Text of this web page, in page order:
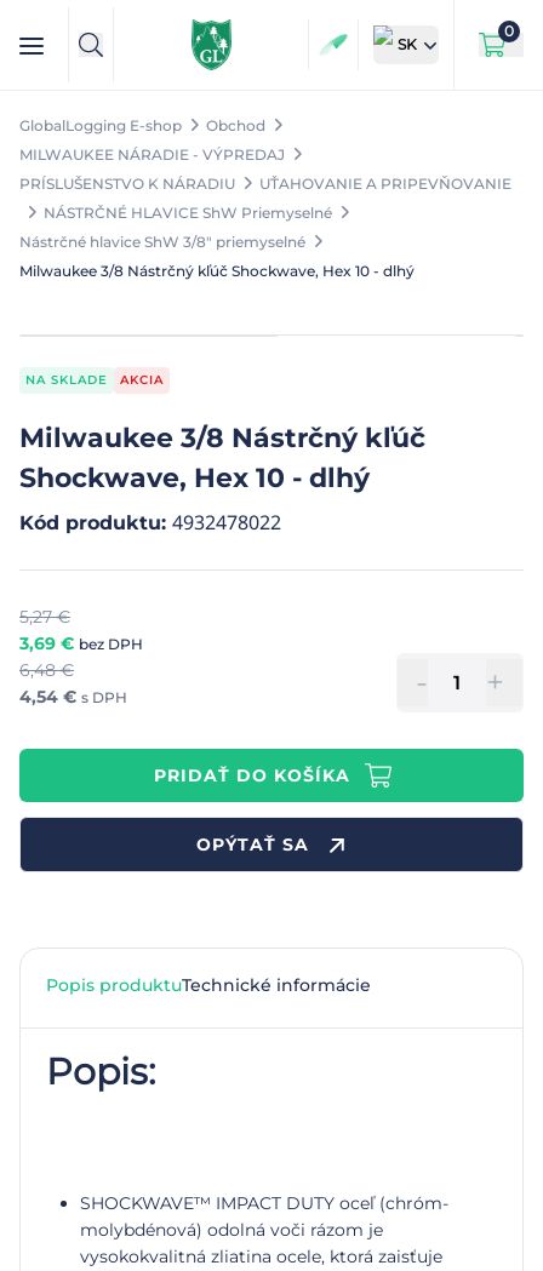
SK
0
GlobalLogging E-shop
Obchod
MILWAUKEE NÁRADIE - VÝPREDAJ
PRÍSLUŠENSTVO K NÁRADIU
UŤAHOVANIE A PRIPEVŇOVANIE
NÁSTRČNÉ HLAVICE ShW Priemyselné
Nástrčné hlavice ShW 3/8" priemyselné
Milwaukee 3/8 Nástrčný kľúč Shockwave, Hex 10 - dlhý
NA SKLADE AKCIA
Milwaukee 3/8 Nástrčný kľúč
Shockwave, Hex 10 - dlhý
Kód produktu: 4932478022
5,27€
3,69 € bez DPH
6,48€
4,54 € s DPH - +
PRIDAŤ DO KOŠÍKA
OPÝTAŤ SA
Popis produktuTechnické informácie
Popis:
SHOCKWAVE™ IMPACT DUTY oceľ (chróm-
molybdénová) odolná voči rázom je
vysokokvalitná zliatina ocele, ktorá zaisťuje